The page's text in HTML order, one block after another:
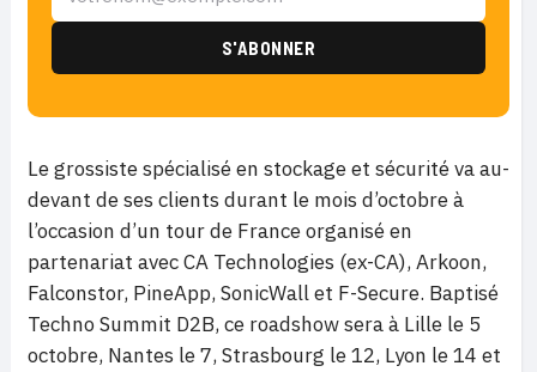
Le grossiste spécialisé en stockage et sécurité va au-
devant de ses clients durant le mois d’octobre à
l’occasion d’un tour de France organisé en
partenariat avec CA Technologies (ex-CA), Arkoon,
Falconstor, PineApp, SonicWall et F-Secure. Baptisé
Techno Summit D2B, ce roadshow sera à Lille le 5
octobre, Nantes le 7, Strasbourg le 12, Lyon le 14 et